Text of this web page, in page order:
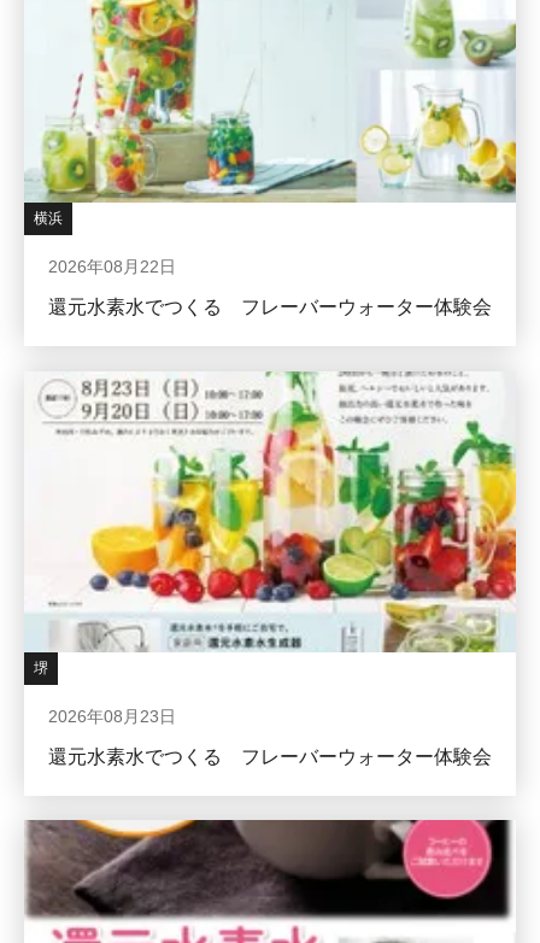
横浜
2026年08月22日
還元水素水でつくる フレーバーウォーター体験会
堺
2026年08月23日
還元水素水でつくる フレーバーウォーター体験会